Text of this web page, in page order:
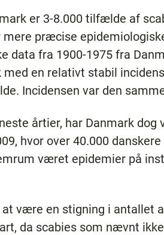
er 3-8.000 tilfælde af
præcise
data fra 1900-1975 fra
en relativt stabil
Incidensen var den
årtier, har Danmark
hvor over 40.000
været epidemier på
være en stigning i antallet
da scabies som nævnt